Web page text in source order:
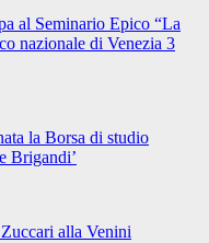
al Seminario Epico “La
nazionale di Venezia 3
la Borsa di studio
Brigandi’
alla Venini